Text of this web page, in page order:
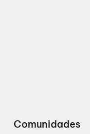
Comunidades